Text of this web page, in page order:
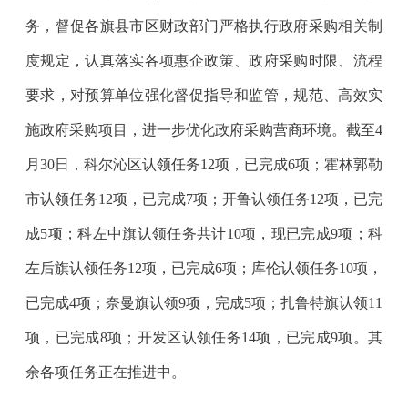
务，督促各旗县市区财政部门 严格执行政府采购相关制
度规定，认真落实各项惠企政策、政府采购时限、流程
要求，对预算单位强化督促指导和监管，规范、高效实
施政府采购项目，进一步优化政府采购营商环境。截至4
月 30日， 科尔沁区认领任务12项， 已完成6项；霍林郭勒
市认领任务12项， 已完成7项；开鲁认领任务12项，已完
成5项； 科左中旗认领任务共计10项，现已完成9项；科
左后旗认领任务12项，已完成6项；库伦认领任务10项，
已完成4项；奈曼旗认领9项，完成5项；扎鲁特旗认领11
项，已完成8项；开发区认领任务14项，已完成9项。其
余各项任务正在推进中。